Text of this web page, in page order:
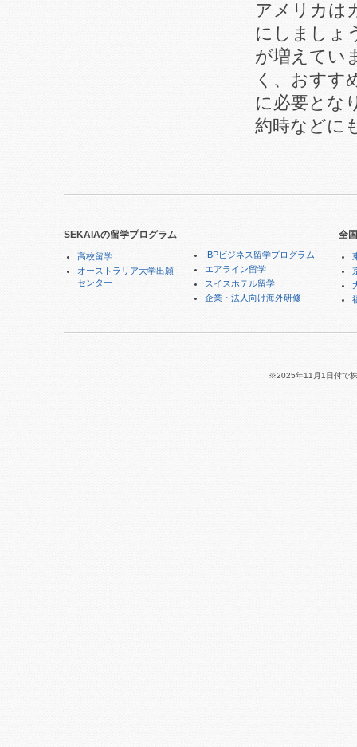
アメリカは
にしましょ
が増えてい
く、おすす
に必要とな
約時などに
SEKAIAの留学プログラム
高校留学
オーストラリア大学出願
センター
IBPビジネス留学プログラム
エアライン留学
スイスホテル留学
企業・法人向け海外研修
全
※2025年11月1日付で